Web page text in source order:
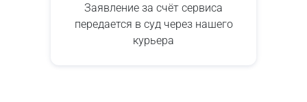
Заявление за счёт сервиса
передается в суд через нашего
курьера